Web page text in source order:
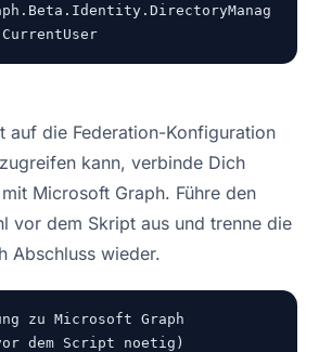
auf die Federation-Konfiguration
kann, verbinde Dich
Microsoft Graph. Führe den
vor dem Skript aus und trenne die
Abschluss wieder.
zu Microsoft Graph
dem Script noetig)